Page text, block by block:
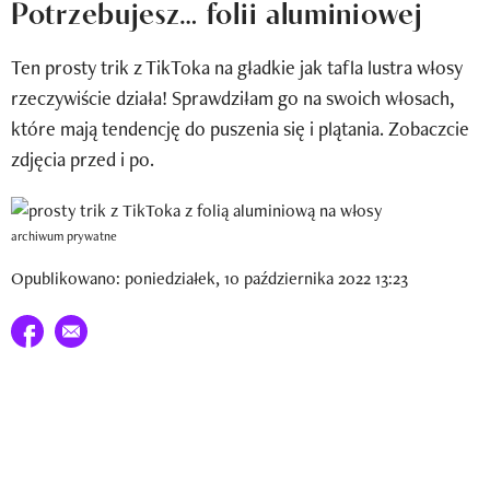
Newsletter
Wizaz Summer Influ School
Mój profil / Zarejestruj się
Potrzebujesz… folii aluminiowej
Ten prosty trik z TikToka na gładkie jak tafla lustra włosy
rzeczywiście działa! Sprawdziłam go na swoich włosach,
które mają tendencję do puszenia się i plątania. Zobaczcie
zdjęcia przed i po.
archiwum prywatne
Opublikowano: poniedziałek, 10 października 2022 13:23
Udostępnij na facebook
E-mail do przyjaciela